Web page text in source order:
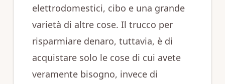
elettrodomestici, cibo e una grande
varietà di altre cose. Il trucco per
risparmiare denaro, tuttavia, è di
acquistare solo le cose di cui avete
veramente bisogno, invece di